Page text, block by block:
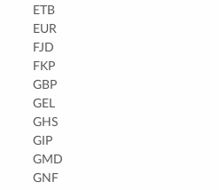
ETB
EUR
FJD
FKP
GBP
GEL
GHS
GIP
GMD
GNF